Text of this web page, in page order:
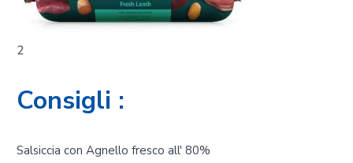
2
Consigli :
Salsiccia con Agnello fresco all' 80%